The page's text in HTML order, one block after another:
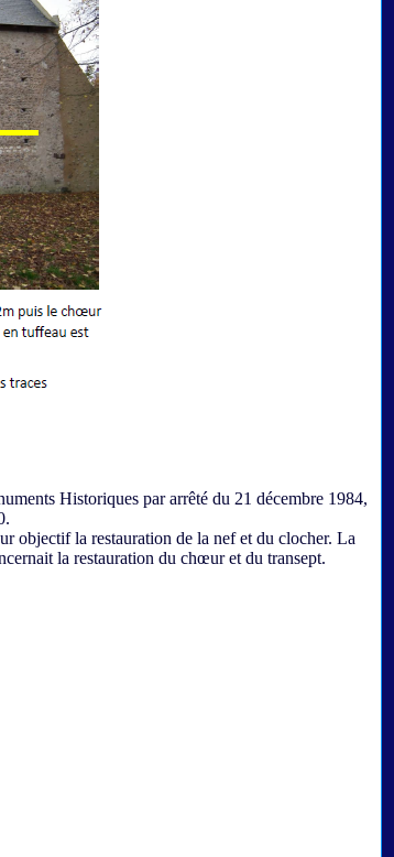
Historiques par arrêté du 21 décembre 1984,
objectif la restauration de la nef et du clocher. La
la restauration du chœur et du transept.